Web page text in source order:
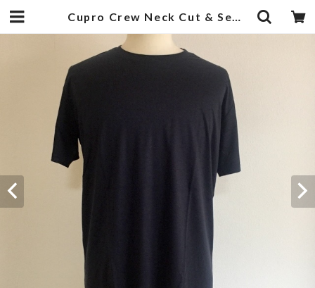
Cupro Crew Neck Cut & Sewn Navy | 武蔵小杉のセレクトショップ【ナクール】-nakool-